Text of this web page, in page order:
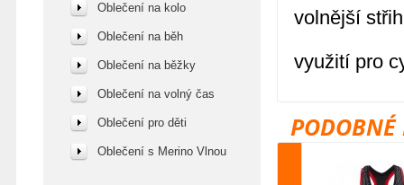
Oblečení na kolo
Oblečení na běh
Oblečení na běžky
Oblečení na volný čas
Oblečení pro děti
Oblečení s Merino Vlnou
volnější
využití pro
PODOBNÉ